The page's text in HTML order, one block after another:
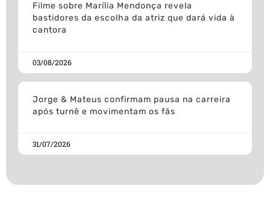
Filme sobre Marília Mendonça revela
bastidores da escolha da atriz que dará vida à
cantora
03/08/2026
Jorge & Mateus confirmam pausa na carreira
após turnê e movimentam os fãs
31/07/2026